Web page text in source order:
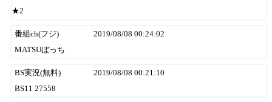
★2
番組ch(フジ)
2019/08/08 00:24:02
MATSUぼっち
BS実況(無料)
2019/08/08 00:21:10
BS11 27558